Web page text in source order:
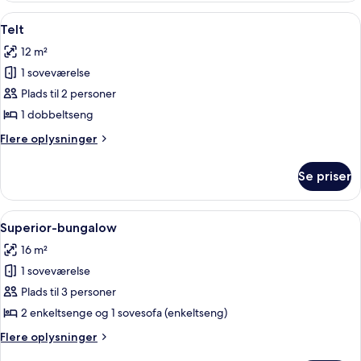
Indlæs
alle
billeder
af
Telt
Et moderne hotelværelse med seng,
13
Telt
12 m²
1 soveværelse
Plads til 2 personer
1 dobbeltseng
Flere oplysninger
Flere
Se priser
Indlæs
alle
billeder
af
Superior-
bungalow
Et moderne hotelværelse med en
8
Superior-bungalow
16 m²
1 soveværelse
Plads til 3 personer
2 enkeltsenge og 1 sovesofa (enkeltseng)
Flere oplysninger
Flere